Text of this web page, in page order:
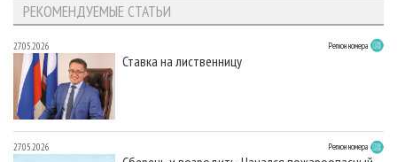
РЕКОМЕНДУЕМЫЕ СТАТЬИ
27.05.2026 Регион номера
Ставка на лиственницу
27.05.2026 Регион номера